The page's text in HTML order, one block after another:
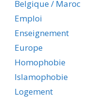
Belgique / Maroc
Emploi
Enseignement
Europe
Homophobie
Islamophobie
Logement